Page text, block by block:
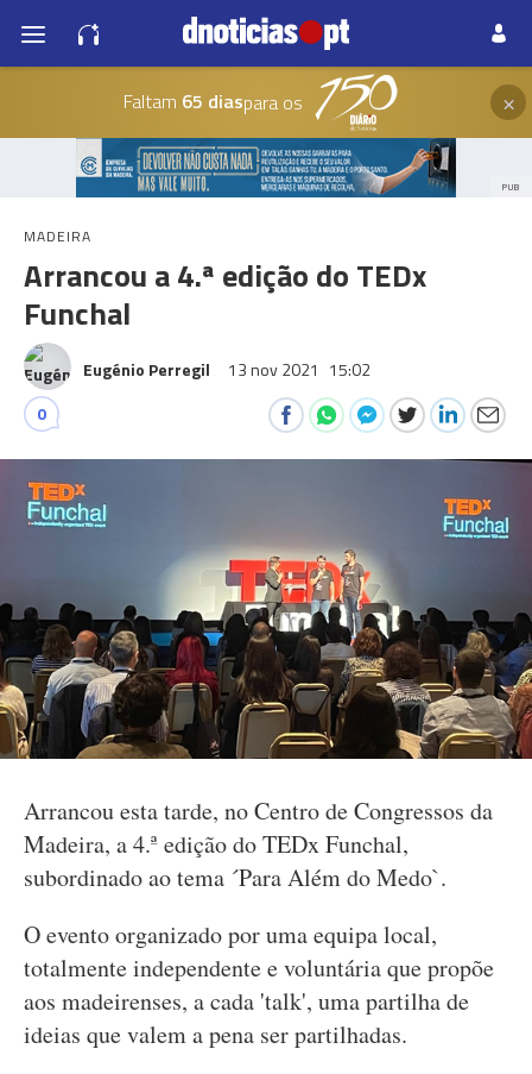
Faltam 65 diaspara os ×
PUB
MADEIRA
Arrancou a 4.ª edição do TEDx
Funchal
Eugénio Perregil 13 nov 2021 15:02
0
Arrancou esta tarde, no Centro de Congressos da
Madeira, a 4.ª edição do TEDx Funchal,
subordinado ao tema ´Para Além do Medo`.
O evento organizado por uma equipa local,
totalmente independente e voluntária que propõe
aos madeirenses, a cada 'talk', uma partilha de
ideias que valem a pena ser partilhadas.